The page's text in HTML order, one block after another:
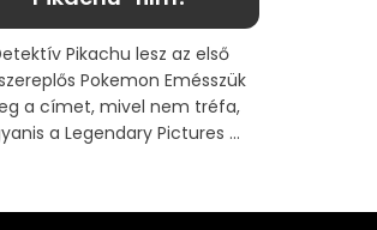
Pikachu lesz az első
Pokemon Emésszük
a címet, mivel nem tréfa,
a Legendary Pictures ...